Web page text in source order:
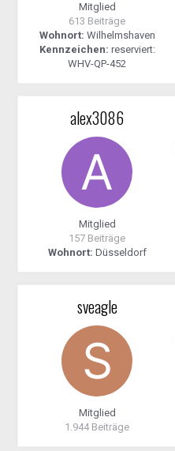
Mitglied
613 Beiträge
Wohnort: Wilhelmshaven
Kennzeichen: reserviert:
WHV-QP-452
alex3086
Mitglied
157 Beiträge
Wohnort: Düsseldorf
sveagle
Mitglied
1.944 Beiträge